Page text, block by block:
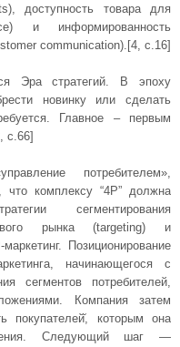
доступность товара для
и информированность
communication).[4, с.16]
Эра стратегий. В эпоху
новинку или сделать
Главное – первым
с.66]
потребителем»,
что комплексу “4Р” должна
сегментирования
рынка (targeting) и
Позиционирование
начинающегося с
сегментов потребителей,
Компания затем
покупателей̆, которым она
Следующий шаг —